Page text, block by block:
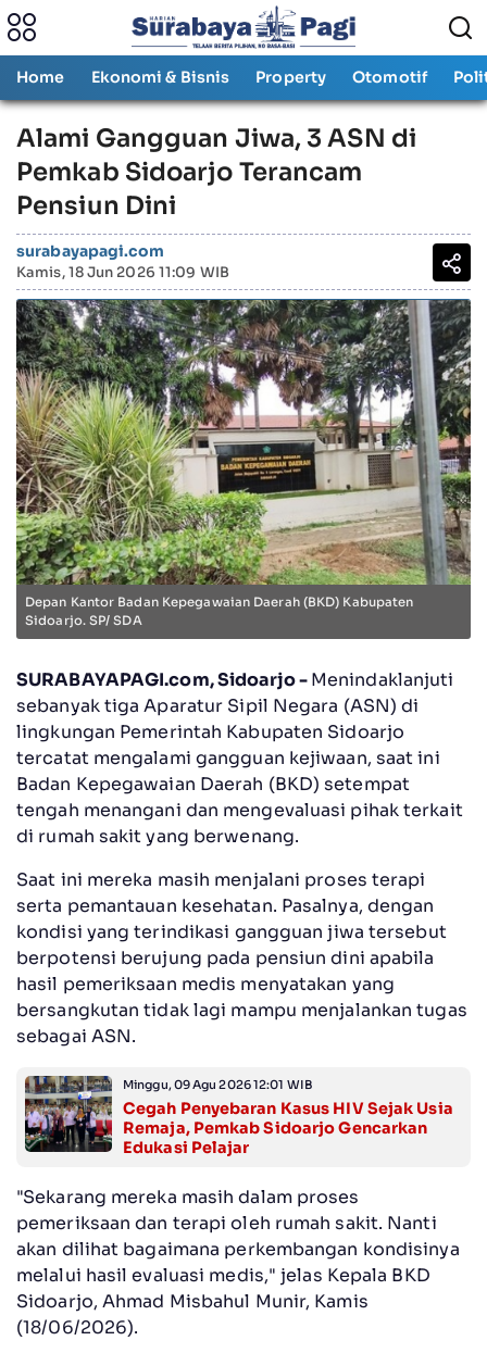
Home Ekonomi & Bisnis Property Otomotif
Alami Gangguan Jiwa, 3 ASN di
Pemkab Sidoarjo Terancam
Pensiun Dini
surabayapagi.com
Kamis, 18 Jun 2026 11:09 WIB
Depan Kantor Badan Kepegawaian Daerah (BKD) Kabupaten
Sidoarjo. SP/ SDA
SURABAYAPAGI.com, Sidoarjo -Menindaklanjuti
sebanyak tiga Aparatur Sipil Negara (ASN) di
lingkungan Pemerintah Kabupaten Sidoarjo
tercatat mengalami gangguan kejiwaan, saat ini
Badan Kepegawaian Daerah (BKD) setempat
tengah menangani dan mengevaluasi pihak terkait
di rumah sakit yang berwenang.
Saat ini mereka masih menjalani proses terapi
serta pemantauan kesehatan. Pasalnya, dengan
kondisi yang terindikasi gangguan jiwa tersebut
berpotensi berujung pada pensiun dini apabila
hasil pemeriksaan medis menyatakan yang
bersangkutan tidak lagi mampu menjalankan tugas
sebagai ASN.
Minggu, 09 Agu 2026 12:01 WIB
Cegah Penyebaran Kasus HIV Sejak Usia
Remaja, Pemkab Sidoarjo Gencarkan
Edukasi Pelajar
"Sekarang mereka masih dalam proses
pemeriksaan dan terapi oleh rumah sakit. Nanti
akan dilihat bagaimana perkembangan kondisinya
melalui hasil evaluasi medis," jelas Kepala BKD
Sidoarjo, Ahmad Misbahul Munir, Kamis
(18/06/2026).